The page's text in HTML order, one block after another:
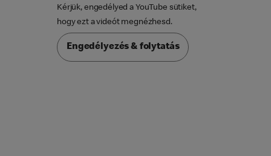
Kérjük, engedélyed a YouTube sütiket,
hogy ezt a videót megnézhesd.
Engedélyezés & folytatás
